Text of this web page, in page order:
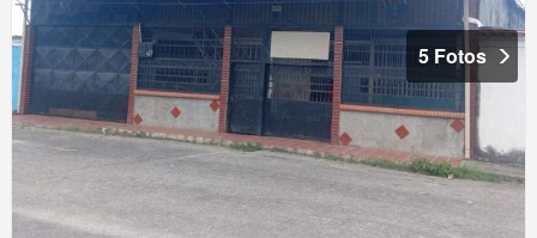
5 Fotos